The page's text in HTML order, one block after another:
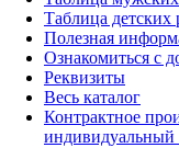
Таблица детских
Полезная
Ознакомиться с
Реквизиты
Весь каталог
Контрактное
индивидуальный